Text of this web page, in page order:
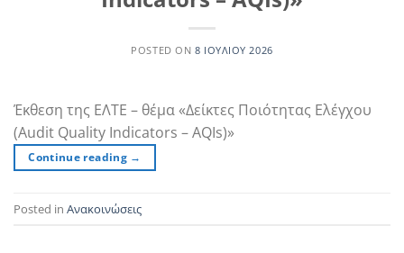
POSTED ON 8 ΙΟΥΛΊΟΥ 2026
Έκθεση της ΕΛΤΕ – θέμα «Δείκτες Ποιότητας Ελέγχου
(Audit Quality Indicators – AQIs)»
Continue reading →
Posted in Ανακοινώσεις